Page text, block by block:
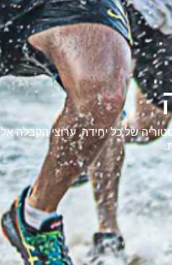
של כל יחידה, ערוצי